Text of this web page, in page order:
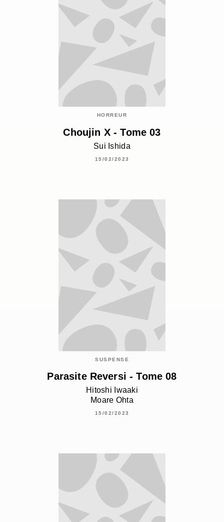
HORREUR
Choujin X - Tome 03
Sui Ishida
15/02/2023
SUSPENSE
Parasite Reversi - Tome 08
Hitoshi Iwaaki
Moare Ohta
15/02/2023